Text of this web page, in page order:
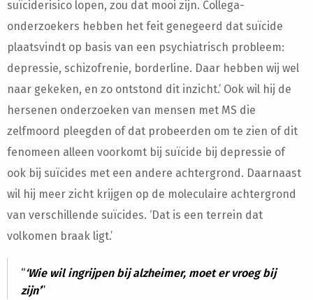
suïciderisico lopen, zou dat mooi zijn. Collega-
onderzoekers hebben het feit genegeerd dat suïcide
plaatsvindt op basis van een psychiatrisch probleem:
depressie, schizofrenie, borderline. Daar hebben wij wel
naar gekeken, en zo ontstond dit inzicht.’ Ook wil hij de
hersenen onderzoeken van mensen met MS die
zelfmoord pleegden of dat probeerden om te zien of dit
fenomeen alleen voorkomt bij suïcide bij depressie of
ook bij suïcides met een andere achtergrond. Daarnaast
wil hij meer zicht krijgen op de moleculaire achtergrond
van verschillende suïcides. ‘Dat is een terrein dat
volkomen braak ligt.’
‘Wie wil ingrijpen bij alzheimer, moet er vroeg bij
zijn’